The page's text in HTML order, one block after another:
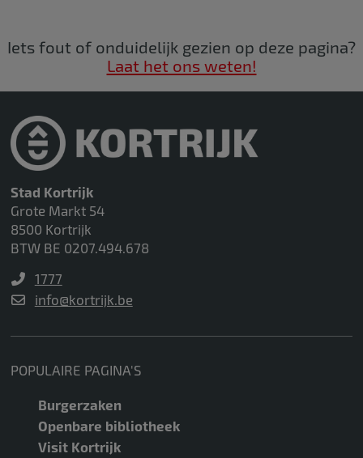
Iets fout of onduidelijk gezien op deze pagina?
Laat het ons weten!
Stad Kortrijk
Grote Markt 54
8500 Kortrijk
BTW BE 0207.494.678
1777
info@kortrijk.be
POPULAIRE PAGINA'S
Burgerzaken
Openbare bibliotheek
Visit Kortrijk